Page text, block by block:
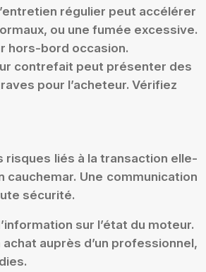
régulier peut accélérer
ou une fumée excessive.
hors-bord occasion.
contrefait peut présenter des
pour l’acheteur. Vérifiez
risques liés à la transaction elle-
Une communication
sécurité.
sur l’état du moteur.
auprès d’un professionnel,